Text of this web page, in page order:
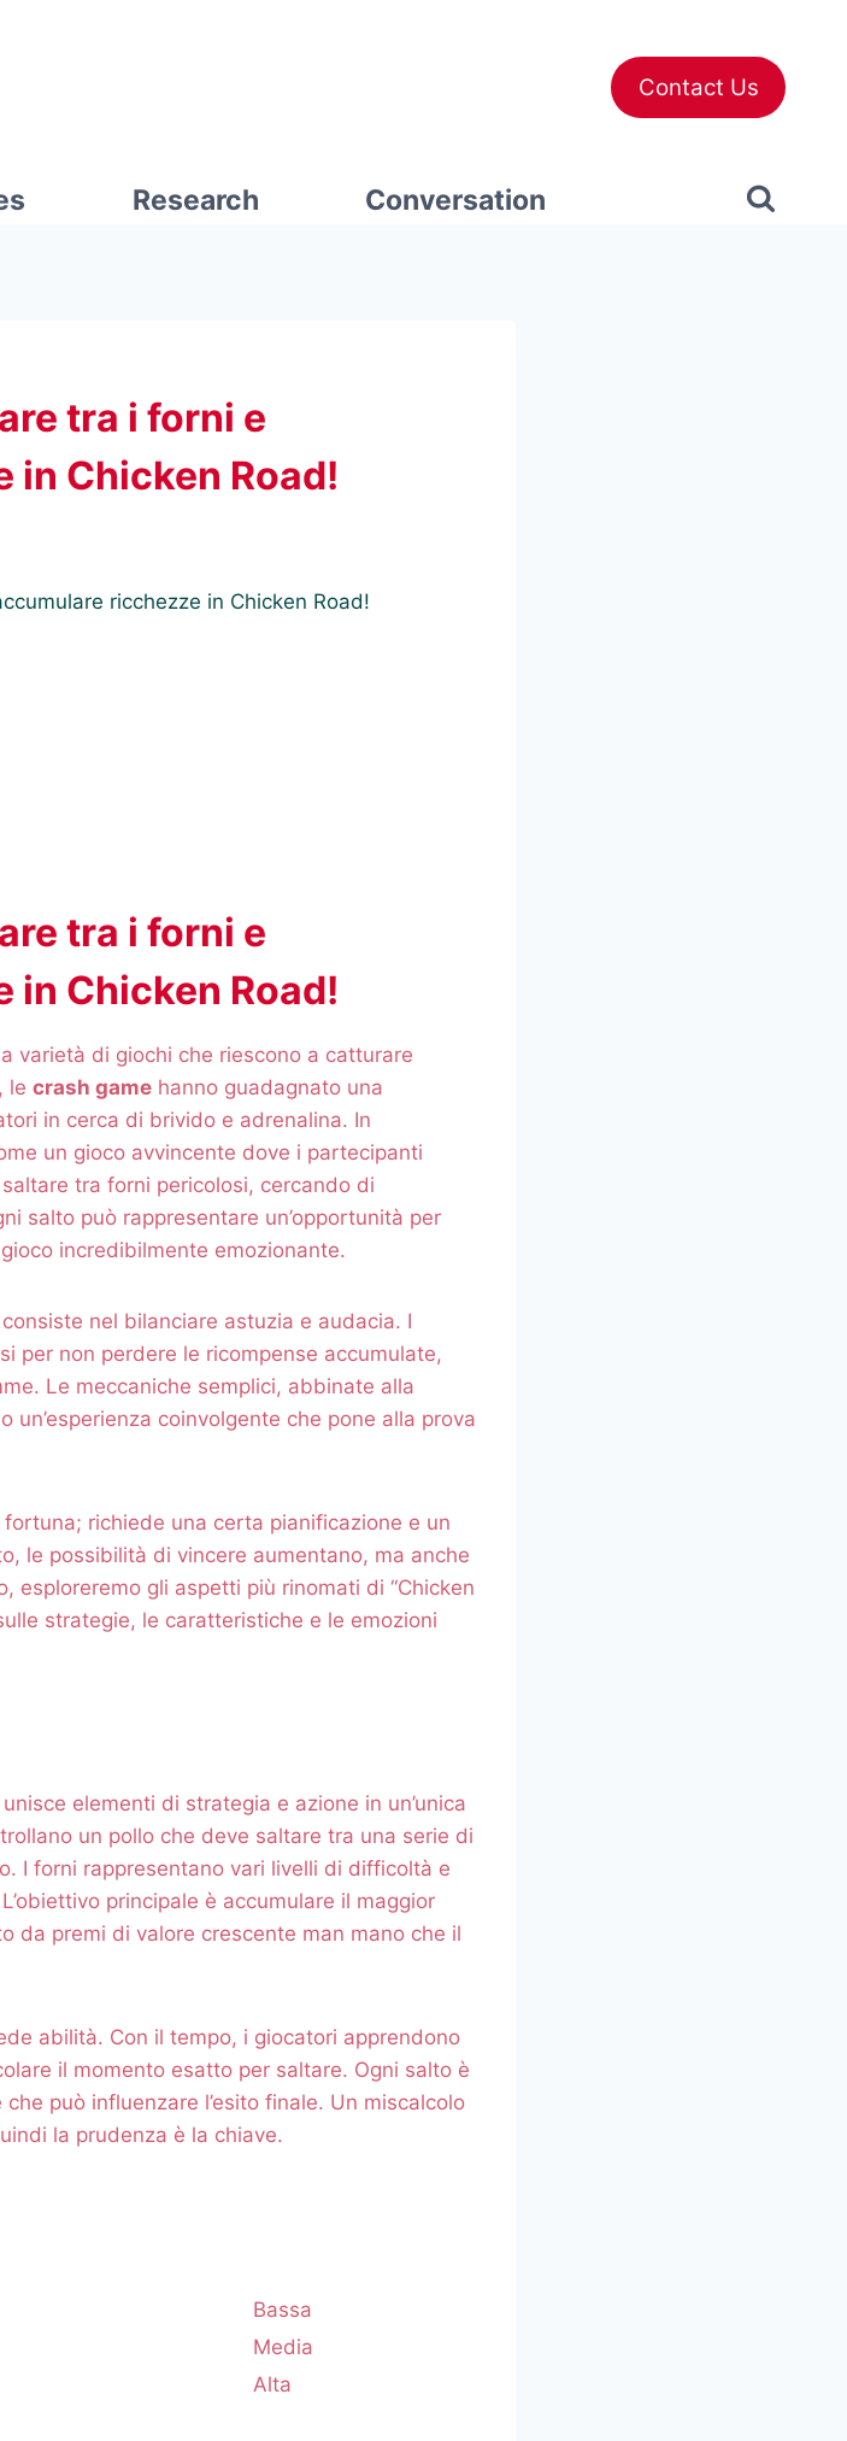
Contact Us
Research Conversation
tra i forni e
in Chicken Road!
ricchezze in Chicken Road!
tra i forni e
in Chicken Road!
varietà di giochi che riescono a catturare
le crash game hanno guadagnato una
in cerca di brivido e adrenalina. In
un gioco avvincente dove i partecipanti
tra forni pericolosi, cercando di
salto può rappresentare un’opportunità per
incredibilmente emozionante.
nel bilanciare astuzia e audacia. I
per non perdere le ricompense accumulate,
Le meccaniche semplici, abbinate alla
coinvolgente che pone alla prova
richiede una certa pianificazione e un
le possibilità di vincere aumentano, ma anche
esploreremo gli aspetti più rinomati di “Chicken
strategie, le caratteristiche e le emozioni
elementi di strategia e azione in un’unica
un pollo che deve saltare tra una serie di
I forni rappresentano vari livelli di difficoltà e
principale è accumulare il maggior
da premi di valore crescente man mano che il
abilità. Con il tempo, i giocatori apprendono
il momento esatto per saltare. Ogni salto è
può influenzare l’esito finale. Un miscalcolo
la prudenza è la chiave.
Bassa
Media
Alta